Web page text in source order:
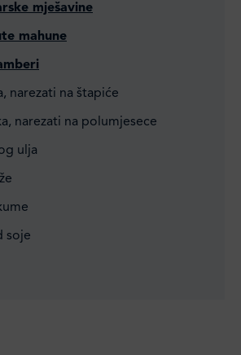
mješavine
mahune
narezati na štapiće
narezati na polumjesece
ulja
soje